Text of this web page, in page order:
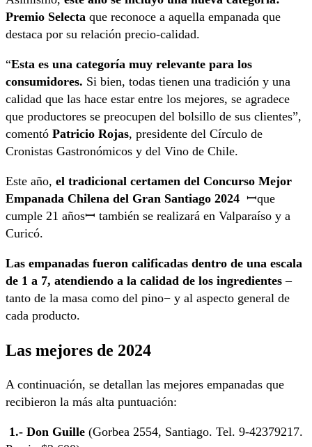
Premio Selecta que reconoce a aquella empanada que
destaca por su relación precio-calidad.
“Esta es una categoría muy relevante para los
consumidores. Si bien, todas tienen una tradición y una
calidad que las hace estar entre los mejores, se agradece
que productores se preocupen del bolsillo de sus clientes”,
comentó Patricio Rojas, presidente del Círculo de
Cronistas Gastronómicos y del Vino de Chile.
Este año, el tradicional certamen del Concurso Mejor
Empanada Chilena del Gran Santiago 2024 ꟷque
cumple 21 añosꟷ también se realizará en Valparaíso y a
Curicó.
Las empanadas fueron calificadas dentro de una escala
de 1 a 7, atendiendo a la calidad de los ingredientes–
tanto de la masa como del pino− y al aspecto general de
cada producto.
Las mejores de 2024
A continuación, se detallan las mejores empanadas que
recibieron la más alta puntuación:
1.- Don Guille (Gorbea 2554, Santiago. Tel. 9-42379217.